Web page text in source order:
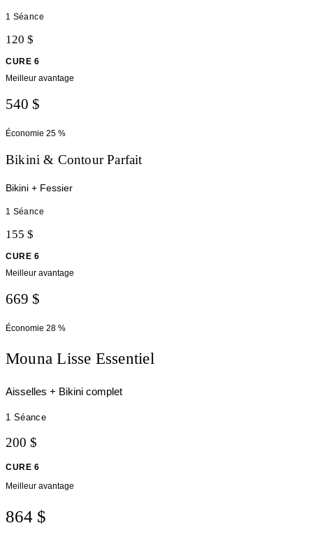
1 Séance
120 $
CURE 6
Meilleur avantage
540 $
Économie 25 %
Bikini & Contour Parfait
Bikini + Fessier
1 Séance
155 $
CURE 6
Meilleur avantage
669 $
Économie 28 %
Mouna Lisse Essentiel
Aisselles + Bikini complet
1 Séance
200 $
CURE 6
Meilleur avantage
864 $